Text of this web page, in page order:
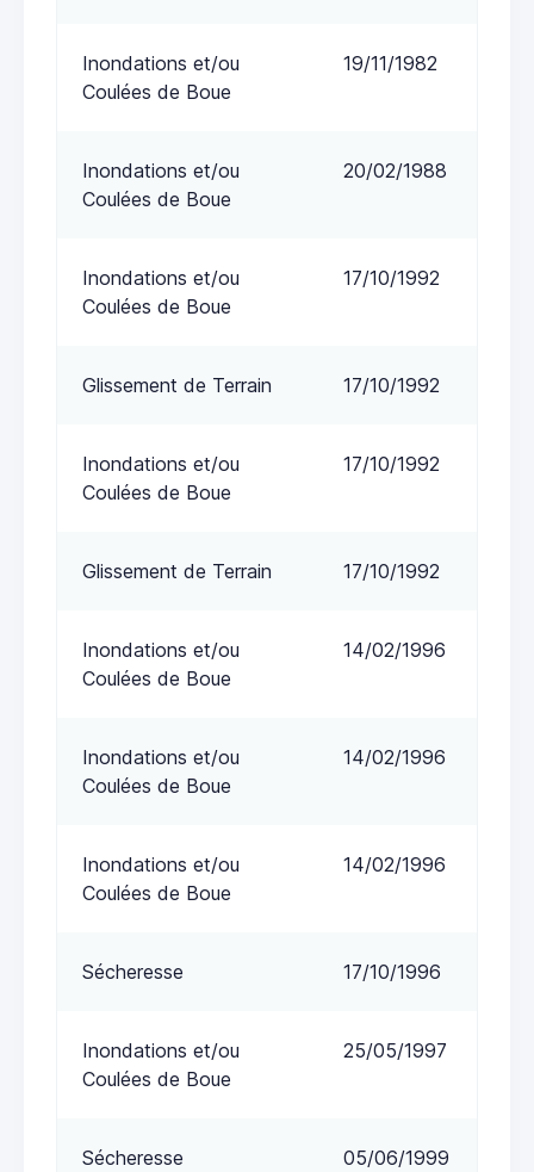
Inondations et/ou
Coulées de Boue
19/11/1982
Inondations et/ou
Coulées de Boue
20/02/1988
Inondations et/ou
Coulées de Boue
17/10/1992
Glissement de Terrain 17/10/1992
Inondations et/ou
Coulées de Boue
17/10/1992
Glissement de Terrain 17/10/1992
Inondations et/ou
Coulées de Boue
14/02/1996
Inondations et/ou
Coulées de Boue
14/02/1996
Inondations et/ou
Coulées de Boue
14/02/1996
Sécheresse 17/10/1996
Inondations et/ou
Coulées de Boue
25/05/1997
Sécheresse 05/06/1999